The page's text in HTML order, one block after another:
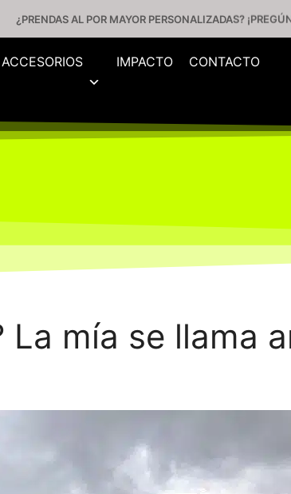
¿PRENDAS AL POR MAYOR PERSONALIZADAS?
ACCESORIOS IMPACTO
CONTACTO
La mía se llama